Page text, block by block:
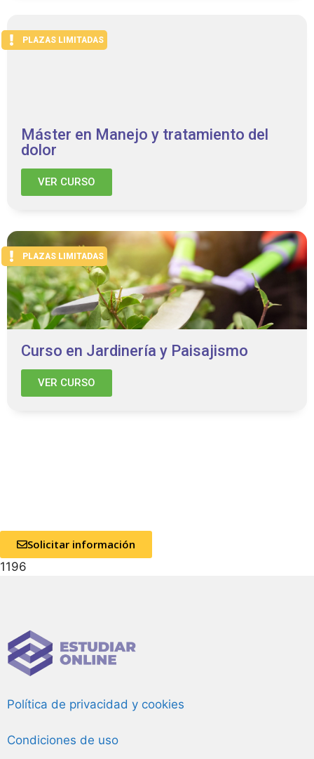
PLAZAS LIMITADAS
Máster en Manejo y tratamiento del
dolor
VER CURSO
PLAZAS LIMITADAS
Curso en Jardinería y Paisajismo
VER CURSO
Solicitar información
1196
Política de privacidad y cookies
Condiciones de uso